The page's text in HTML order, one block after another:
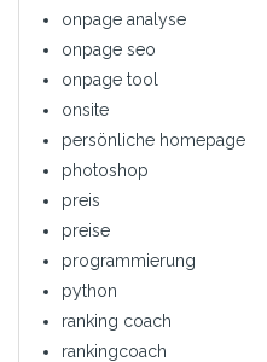
onpage analyse
onpage seo
onpage tool
onsite
persönliche homepage
photoshop
preis
preise
programmierung
python
ranking coach
rankingcoach